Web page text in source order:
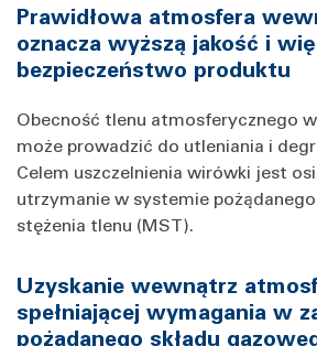
Prawidłowa atmosfera
oznacza wyższą jakość i
bezpieczeństwo produktu
Obecność tlenu atmosferycznego
może prowadzić do utleniania i
Celem uszczelnienia wirówki jest
utrzymanie w systemie
stężenia tlenu (MST).
Uzyskanie wewnątrz
spełniającej wymagania w
pożądanego składu